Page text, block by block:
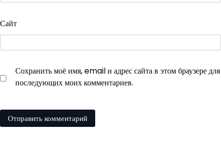
Сайт
Сохранить моё имя, email и адрес сайта в этом браузере для
последующих моих комментариев.